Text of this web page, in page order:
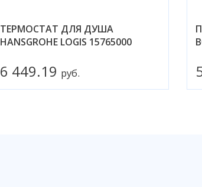
ТЕРМОСТАТ ДЛЯ ДУША
HANSGROHE LOGIS 15765000
6 449.19 руб.